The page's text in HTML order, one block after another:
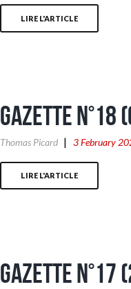
LIRE L'ARTICLE
Gazette n°18
Thomas Picard 3 February
LIRE L'ARTICLE
Gazette n°17